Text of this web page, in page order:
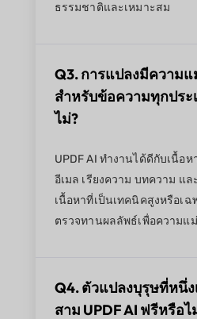
ธรรมชาติและเหมาะสม
Q3. การแปลงมีความ
สำหรับข้อความทุกประ
ไม่?
UPDF AI ทำงานได้ดีกับเนื้อ
อีเมล เรียงความ บทความ แ
เนื้อหาที่เป็นเทคนิคสูงหรือเ
ตรวจทานผลลัพธ์เพื่อความแ
Q4. ตัวแปลงบุรุษที่หนึ่
สาม UPDF AI ฟรีหรือไ